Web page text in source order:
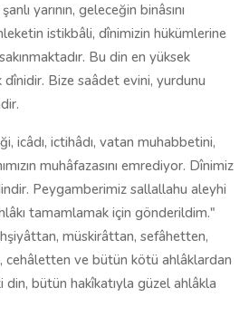
yarının, geleceğin binâsını
istikbâli, dînimizin hükümlerine
Bu din en yüksek
Bize saâdet evini, yurdunu
icâdı, ictihâdı, vatan muhabbetini,
muhâfazasını emrediyor. Dînimiz
Peygamberimiz sallallahu aleyhi
tamamlamak için gönderildim."
müskirâttan, sefâhetten,
ve bütün kötü ahlâklardan
bütün hakîkatıyla güzel ahlâkla